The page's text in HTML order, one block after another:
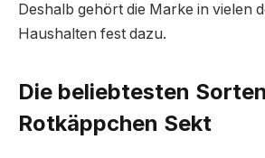
Deshalb gehört die Marke in vielen
Haushalten fest dazu.
Die beliebtesten
Rotkäppchen Sekt